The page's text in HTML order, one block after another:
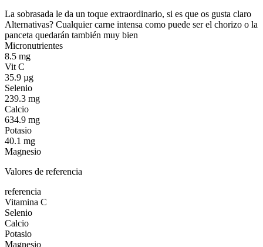
La sobrasada le da un toque extraordinario, si es que os gusta claro
Alternativas? Cualquier carne intensa como puede ser el chorizo o la
panceta quedarán también muy bien
Micronutrientes
8.5 mg
Vit C
35.9 µg
Selenio
239.3 mg
Calcio
634.9 mg
Potasio
40.1 mg
Magnesio
Valores de referencia
referencia
Vitamina C
Selenio
Calcio
Potasio
Magnesio